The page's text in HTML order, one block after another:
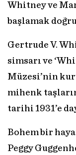
Whitney ve
başlamak
Gertrude V.
simsarı ve
Müzesi’nin
mihenk
tarihi 1931’e
Bohem bir
Peggy